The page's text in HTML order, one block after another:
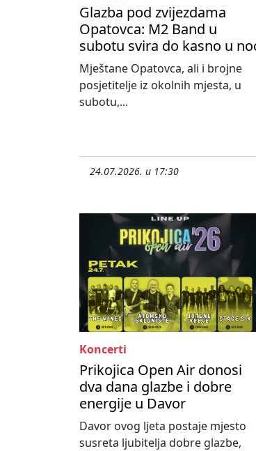
Glazba pod zvijezdama
Opatovca: M2 Band u
subotu svira do kasno u
Mještane Opatovca, ali i brojne
posjetitelje iz okolnih mjesta, u
subotu,...
24.07.2026. u 17:30
Koncerti
Prikojica Open Air donosi
dva dana glazbe i dobre
energije u Davor
Davor ovog ljeta postaje mjesto
susreta ljubitelja dobre glazbe,